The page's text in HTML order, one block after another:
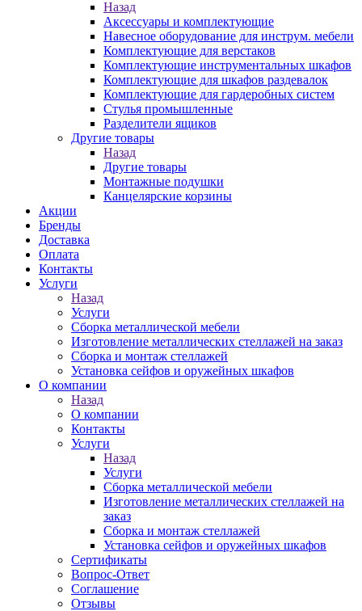
Назад
Аксессуары и комплектующие
Навесное оборудование для инструм. мебели
Комплектующие для верстаков
Комплектующие инструментальных шкафов
Комплектующие для шкафов раздевалок
Комплектующие для гардеробных систем
Стулья промышленные
Разделители ящиков
Другие товары
Назад
Другие товары
Монтажные подушки
Канцелярские корзины
Акции
Бренды
Доставка
Оплата
Контакты
Услуги
Назад
Услуги
Сборка металлической мебели
Изготовление металлических стеллажей на заказ
Сборка и монтаж стеллажей
Установка сейфов и оружейных шкафов
О компании
Назад
О компании
Контакты
Услуги
Назад
Услуги
Сборка металлической мебели
Изготовление металлических стеллажей на
заказ
Сборка и монтаж стеллажей
Установка сейфов и оружейных шкафов
Сертификаты
Вопрос-Ответ
Соглашение
Отзывы